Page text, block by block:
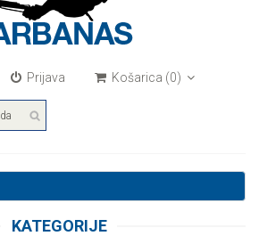
Prijava Košarica (0)
navigation
KATEGORIJE